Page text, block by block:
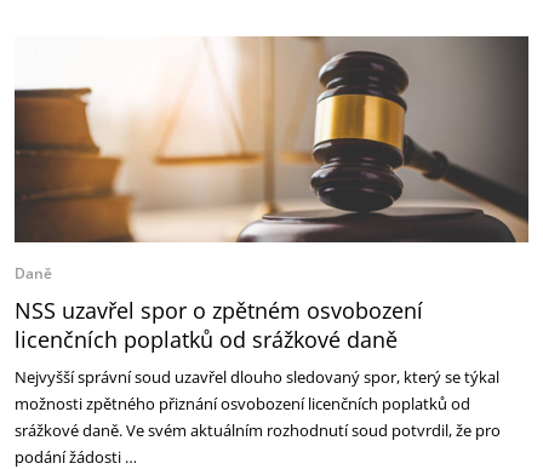
Daně
NSS uzavřel spor o zpětném osvobození
licenčních poplatků od srážkové daně
Nejvyšší správní soud uzavřel dlouho sledovaný spor, který se týkal
možnosti zpětného přiznání osvobození licenčních poplatků od
srážkové daně. Ve svém aktuálním rozhodnutí soud potvrdil, že pro
podání žádosti …